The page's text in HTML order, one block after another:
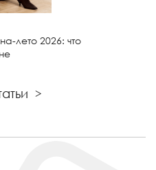
лето 2026: что
>